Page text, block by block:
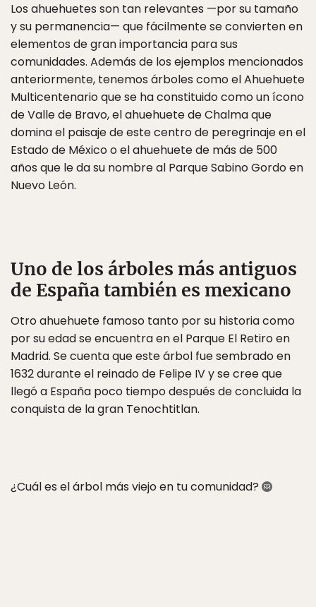
Los ahuehuetes son tan relevantes —por su tamaño
y su permanencia— que fácilmente se convierten en
elementos de gran importancia para sus
comunidades. Además de los ejemplos mencionados
anteriormente, tenemos árboles como el Ahuehuete
Multicentenario que se ha constituido como un ícono
de Valle de Bravo, el ahuehuete de Chalma que
domina el paisaje de este centro de peregrinaje en el
Estado de México o el ahuehuete de más de 500
años que le da su nombre al Parque Sabino Gordo en
Nuevo León.
Uno de los árboles más antiguos
de España también es mexicano
Otro ahuehuete famoso tanto por su historia como
por su edad se encuentra en el Parque El Retiro en
Madrid. Se cuenta que este árbol fue sembrado en
1632 durante el reinado de Felipe IV y se cree que
llegó a España poco tiempo después de concluida la
conquista de la gran Tenochtitlan.
¿Cuál es el árbol más viejo en tu comunidad?